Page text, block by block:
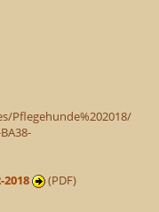
Pflegehunde%202018/
(PDF)